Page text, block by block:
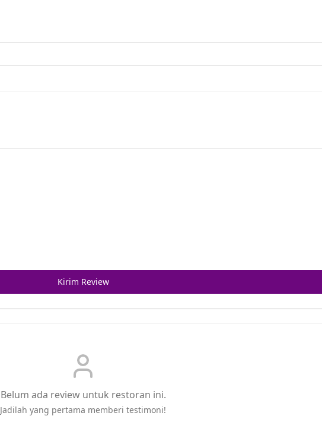
Kirim Review
Belum ada review untuk restoran ini.
Jadilah yang pertama memberi testimoni!